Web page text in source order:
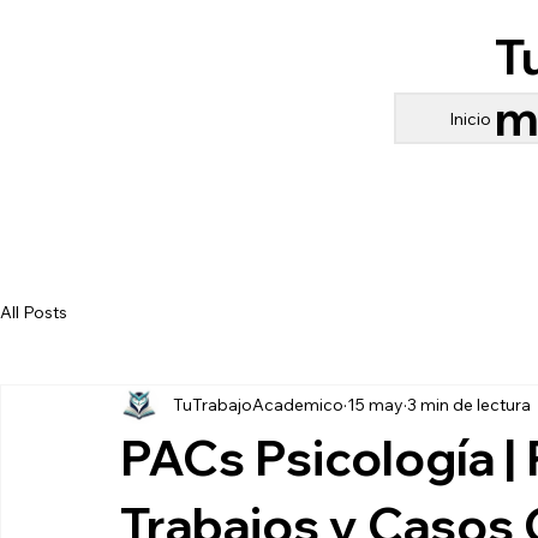
Inicio
All Posts
PACs Psicología
Trabajos y Casos
TuTrabajoAcademico 15 may 3 min de lectura